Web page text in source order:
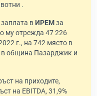
.
вИРЕМза
му отрежда 47 226
г., на 742 място в
в община Пазарджик и
на приходите,
на EBITDA, 31,9%